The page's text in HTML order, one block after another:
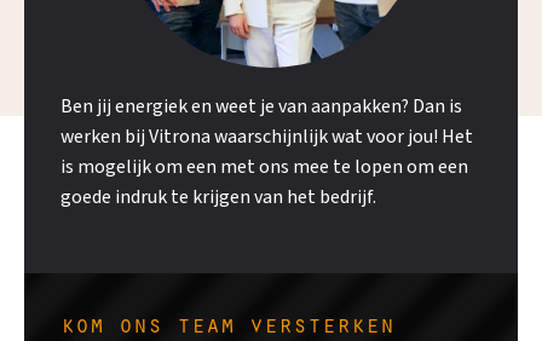
Ben jij energiek en weet je van aanpakken? Dan is
werken bij Vitrona waarschijnlijk wat voor jou! Het
is mogelijk om een met ons mee te lopen om een
goede indruk te krijgen van het bedrijf.
kom ons team versterken